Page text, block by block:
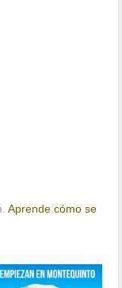
Aprende cómo se